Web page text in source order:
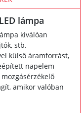
lámpa
kiválóan
stb.
külső áramforrást,
napelem
amikor valóban